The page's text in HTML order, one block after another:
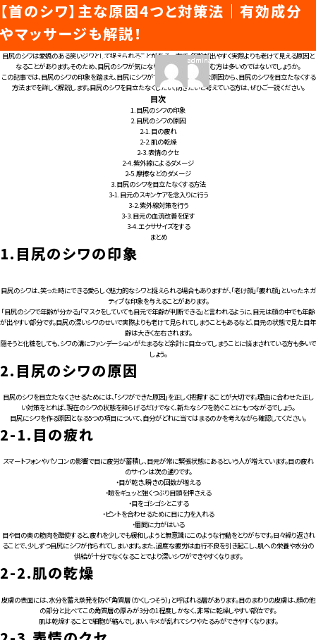
知ると差がつくビューティガイド
トップページ
美容医療ってなんだろう？
美容医療のスケジュール
美容医療キーワード辞典
美容医療まるわかりコラム
お悩みからコラムをさがす
美容医療クリニック紹介
For CLINIC
カテゴリー:スキンケア
目尻のシワは老けて見える？原因や目立たなく
する方法を紹介！
投
稿
日:
2023年12月21日2024年8月26日
投
稿
者
admin
目尻のシワは愛嬌のある笑いジワとして捉えられることがある一方で、年齢が出やすく実際よりも老けて見える原因と
なることがあります。そのため、目尻のシワが気になり、改善できないか悩む方は多いのではないでしょうか。
この記事では、目尻のシワの印象を踏まえ、目尻にシワができる5つの代表的な原因から、目尻のシワを目立たなくする
方法までを詳しく解説します。目尻のシワを目立たなくしたい、防ぎたいと考えている方は、ぜひご一読ください。
目次
1.目尻のシワの印象
2.目尻のシワの原因
2-1.目の疲れ
2-2.肌の乾燥
2-3.表情のクセ
2-4.紫外線によるダメージ
2-5.摩擦などのダメージ
3.目尻のシワを目立たなくする方法
3-1.目元のスキンケアを念入りに行う
3-2.紫外線対策を行う
3-3.目元の血流改善を促す
3-4.エクササイズをする
まとめ
1. 目尻のシワの印象
目尻のシワは、笑った時にできる愛らしく魅力的なシワと捉えられる場合もありますが、「老け顔」「疲れ顔」といったネガ
ティブな印象を与えることがあります。
「目尻のシワで年齢が分かる」「マスクをしていても目元で年齢が判断できる」と言われるように、目元は顔の中でも年齢
が出やすい部分です。目尻の深いシワのせいで実際よりも老けて見られてしまうこともあるなど、目元の状態で見た目年
齢は大きく左右されます。
隠そうと化粧をしても、シワの溝にファンデーションがたまるなど余計に目立ってしまうことに悩まされている方も多いで
しょう。
2.目尻のシワの原因
目尻のシワを目立たなくさせるためには、「シワができた原因」を正しく把握することが大切です。理由に合わせた正し
い対策をとれば、現在のシワの状態を和らげるだけでなく、新たなシワを防ぐことにもつながるでしょう。
目尻にシワを作る原因となる5つの項目について、自分がどれに当てはまるのかを考えながら確認してください。
2-1. 目の疲れ
スマートフォンやパソコンの影響で目に疲労が蓄積し、目元が常に緊張状態にあるという人が増えています。目の疲れ
のサインは次の通りです。
・目が乾き、瞬きの回数が増える
・瞼をギュッと強くつぶり目頭を押さえる
・目をゴシゴシとこする
・ピントを合わせるために目に力を入れる
・眉間に力がはいる
目や目の奥の筋肉を酷使すると、疲れを少しでも緩和しようと無意識にこのような行動をとりがちです。日々繰り返され
ることで、少しずつ目尻にシワが作られてしまいます。また、過度な疲労は血行不良を引き起こし、肌への栄養や水分の
供給が十分でなくなることでより深いシワができやすくなります。
2-2.肌の乾燥
皮膚の表面には、水分を蓄え蒸発を防ぐ「角質層（かくしつそう）」と呼ばれる層があります。目のまわりの皮膚は、顔の他
の部分と比べてこの角質層の厚みが3分の1程度しかなく、非常に乾燥しやすい部位です。
肌は乾燥することで細胞が縮んでしまい、キメが乱れてシワやたるみができやすくなります。
【ツボ紹介】目の下のたるみ・目の周りの悩みに
はこの9つをチェック
投
稿
日:
2023年12月18日2024年8月26日
投
稿
者
admin
顔の乾燥の原因は？よく起こるトラブルや乾燥
防止のポイントも
投
稿
日:
2023年12月14日
投
者
admin
目の下のシワ｜5つの原因と対策・セルフケア
方法を解説！
投
稿
日:
2023年12月11日2024年8月26日
投
稿
者
admin
たるみ毛穴が治らない…悩んでいるときに試し
てほしい5つのこと
投
稿
日:
2023年12月4日 2024年8月26日
投
稿
者
admin
乾燥肌のかゆみはなぜ起こる？かゆい時の対
処法や日頃のケアも紹介
投
稿
日:
2023年11月24日
投
者
admin
顎のたるみ・二重あごの主な原因｜セルフケア
の方法も
投
稿
日:
2023年11月20日
投
者
admin
乾燥肌に欠かせない保湿ケアとは？実践のポイ
ントや保湿剤の選び方も
投
稿
日:
2023年11月16日
投
者
admin
口元のシワの原因は？ほうれい線などの種類と
それぞれの改善策を紹介
投
稿
日:
2023年11月13日
投
者
admin
【首のシワ】主な原因4つと対策法｜有効成分
やマッサージも解説！
投
稿
日:
2023年11月10日
投
者
admin